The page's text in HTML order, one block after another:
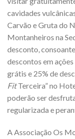
cavidades
Carvão e Gruta do
Montanheiros na
desconto,
descontos em
grátis e 25% de
FitTerceira” no
poderão ser
regularizada e
A Associação Os